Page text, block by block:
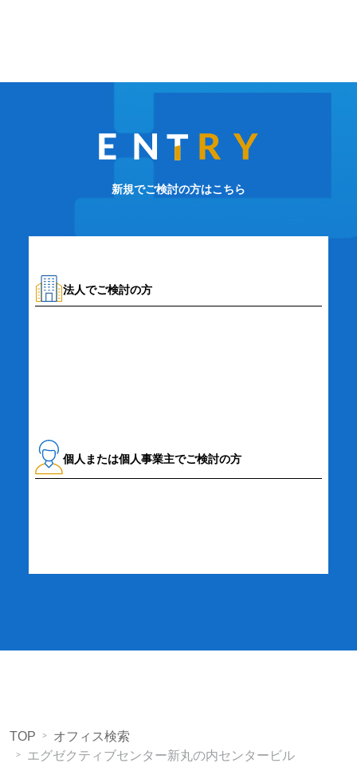
新規でご検討の方はこちら
法人でご検討の方
個人または個人事業主でご検討の方
TOP
オフィス検索
エグゼクティブセンター新丸の内センタービル